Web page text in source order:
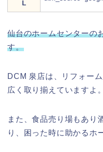
L
仙台のホームセンター
す。
DCM 泉店は、リフォー
広く取り揃えていますよ。
また、食品売り場もあり
り、困った時に助かるホ